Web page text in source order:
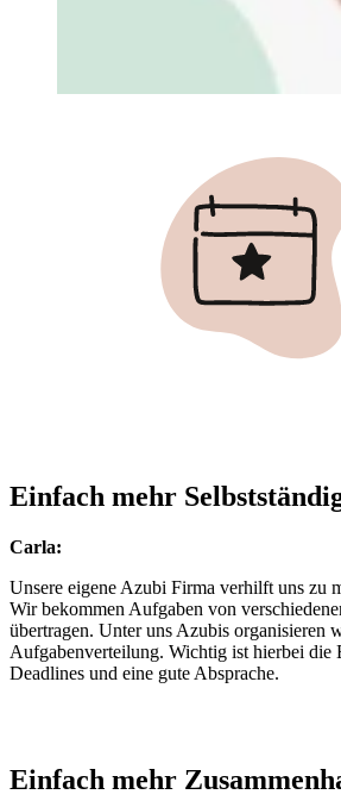
Einfach mehr
Carla:
Unsere eigene Azubi Firma verhilft uns zu
Wir bekommen Aufgaben von
übertragen. Unter uns Azubis organisieren
Aufgabenverteilung. Wichtig ist hierbei die
Deadlines und eine gute Absprache.
Einfach mehr